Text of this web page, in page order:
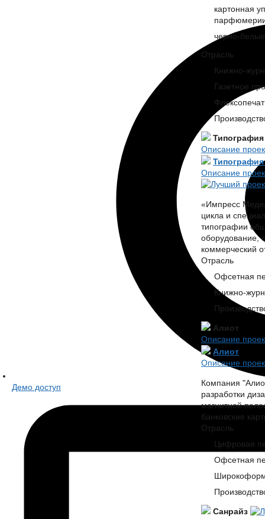
Демо доступ
картонная
черно-
Отрасль
Книжно-
Газетное
Описание
Описание
«Импресс
цикла и
типографии
оборудование,
коммерческий
Отрасль
Офсетная
Книжно-
Алиот
Описание
Алиот
Описание
Компания
разработки
магнитной
банковские
Отрасль
Цифровая
Офсетная
Санрайз